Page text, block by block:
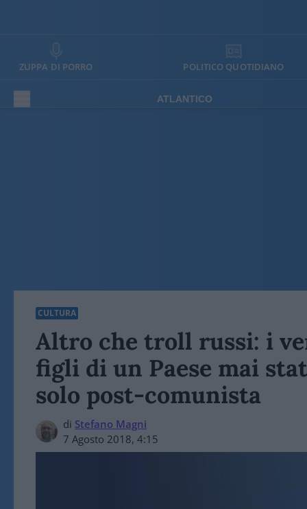
ZUPPA DI PORRO POLITICO QUOTIDIANO
ATLANTICO
CULTURA
Altro che troll russi: i
figli di un Paese mai
solo post-comunista
di Stefano Magni
7 Agosto 2018, 4:15